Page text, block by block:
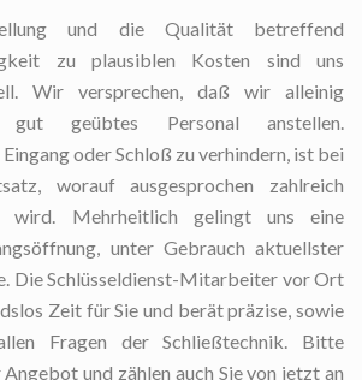
und die Qualität betreffend
zu plausiblen Kosten sind uns
Wir versprechen, daß wir alleinig
gut geübtes Personal anstellen.
oder Schloß zu verhindern, ist bei
worauf ausgesprochen zahlreich
wird. Mehrheitlich gelingt uns eine
unter Gebrauch aktuellster
Die Schlüsseldienst-Mitarbeiter vor Ort
Zeit für Sie und berät präzise, sowie
Fragen der Schließtechnik. Bitte
und zählen auch Sie von jetzt an